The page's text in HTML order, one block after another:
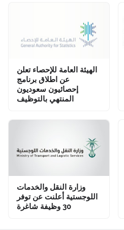
الهيئة العامة للإحصاء تعلن
عن اطلاق برنامج
إحصائيون سعوديون
المنتهي بالتوظيف
وزارة النقل والخدمات
اللوجستية أعلنت عن توفر
30 وظيفة شاغرة